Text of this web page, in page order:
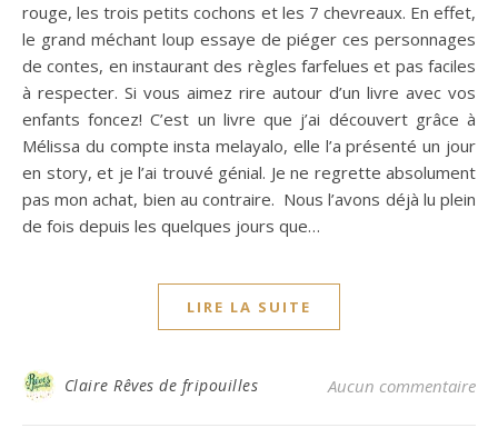
rouge, les trois petits cochons et les 7 chevreaux. En effet,
le grand méchant loup essaye de piéger ces personnages
de contes, en instaurant des règles farfelues et pas faciles
à respecter. Si vous aimez rire autour d’un livre avec vos
enfants foncez! C’est un livre que j’ai découvert grâce à
Mélissa du compte insta melayalo, elle l’a présenté un jour
en story, et je l’ai trouvé génial. Je ne regrette absolument
pas mon achat, bien au contraire. Nous l’avons déjà lu plein
de fois depuis les quelques jours que…
LIRE LA SUITE
Claire Rêves de fripouilles Aucun commentaire